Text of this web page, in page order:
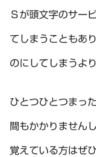
Ｓが頭文字のサー
てしまうこともあ
のにしてしまうよ
ひとつひとつまっ
間もかかりません
覚えている方はぜ